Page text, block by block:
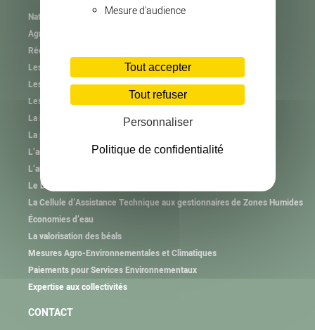
Mesure d'audience
Tout accepter
Tout refuser
Personnaliser
Politique de confidentialité
Natura 2000
Agrifaune
RéeL CPIE de Lozère
Les plastiques agricoles
Les autres collectes
Les consignes de tri
La haie et l’arbre hors forêt
La plantation et l’animation
L’animation des Groupements Pastoraux
L’animation des Associations Foncières Pastorales
Le brûlage pastoral
La Cellule d’Assistance Technique aux gestionnaires de Zones Humides
Économies d’eau
La valorisation des béals
Mesures Agro-Environnementales et Climatiques
Paiements pour Services Environnementaux
Expertise aux collectivités
CONTACT